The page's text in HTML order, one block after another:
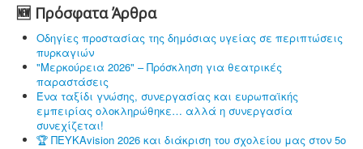
🆕 Πρόσφατα Άρθρα
Οδηγίες προστασίας της δημόσιας υγείας σε περιπτώσεις
πυρκαγιών
"Μερκούρεια 2026" – Πρόσκληση για θεατρικές
παραστάσεις
Ένα ταξίδι γνώσης, συνεργασίας και ευρωπαϊκής
εμπειρίας ολοκληρώθηκε… αλλά η συνεργασία
συνεχίζεται!
🏆 ΠΕΥΚΑvision 2026 και διάκριση του σχολείου μας στον 5ο